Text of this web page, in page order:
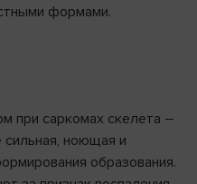
формами.
при саркомах скелета –
сильная, ноющая и
образования.